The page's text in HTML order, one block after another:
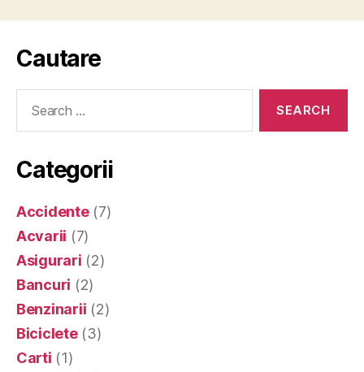
Cautare
Categorii
Accidente(7)
Acvarii (7)
Asigurari (2)
Bancuri (2)
Benzinarii (2)
Biciclete(3)
Carti (1)